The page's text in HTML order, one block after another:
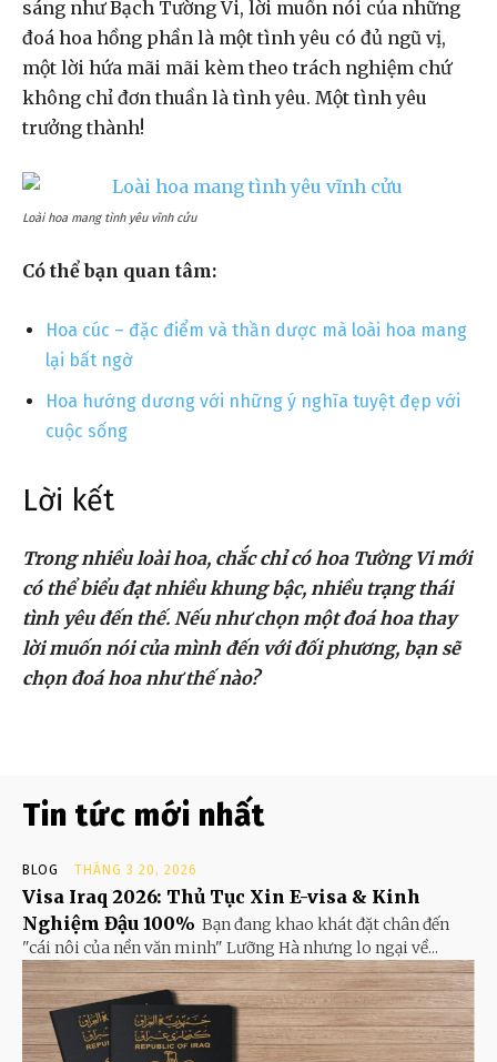
sáng như Bạch Tường Vi, lời muốn nói của những
đoá hoa hồng phần là một tình yêu có đủ ngũ vị,
một lời hứa mãi mãi kèm theo trách nghiệm chứ
không chỉ đơn thuần là tình yêu. Một tình yêu
trưởng thành!
Loài hoa mang tình yêu vĩnh cửu
Có thể bạn quan tâm:
Hoa cúc – đặc điểm và thần dược mà loài hoa mang
lại bất ngờ
Hoa hướng dương với những ý nghĩa tuyệt đẹp với
cuộc sống
Lời kết
Trong nhiều loài hoa, chắc chỉ có hoa Tường Vi mới
có thể biểu đạt nhiều khung bậc, nhiều trạng thái
tình yêu đến thế. Nếu như chọn một đoá hoa thay
lời muốn nói của mình đến với đối phương, bạn sẽ
chọn đoá hoa như thế nào?
Tin tức mới nhất
BLOG THÁNG 3 20, 2026
Visa Iraq 2026: Thủ Tục Xin E-visa & Kinh
Nghiệm Đậu 100% Bạn đang khao khát đặt chân đến
"cái nôi của nền văn minh" Lưỡng Hà nhưng lo ngại về...